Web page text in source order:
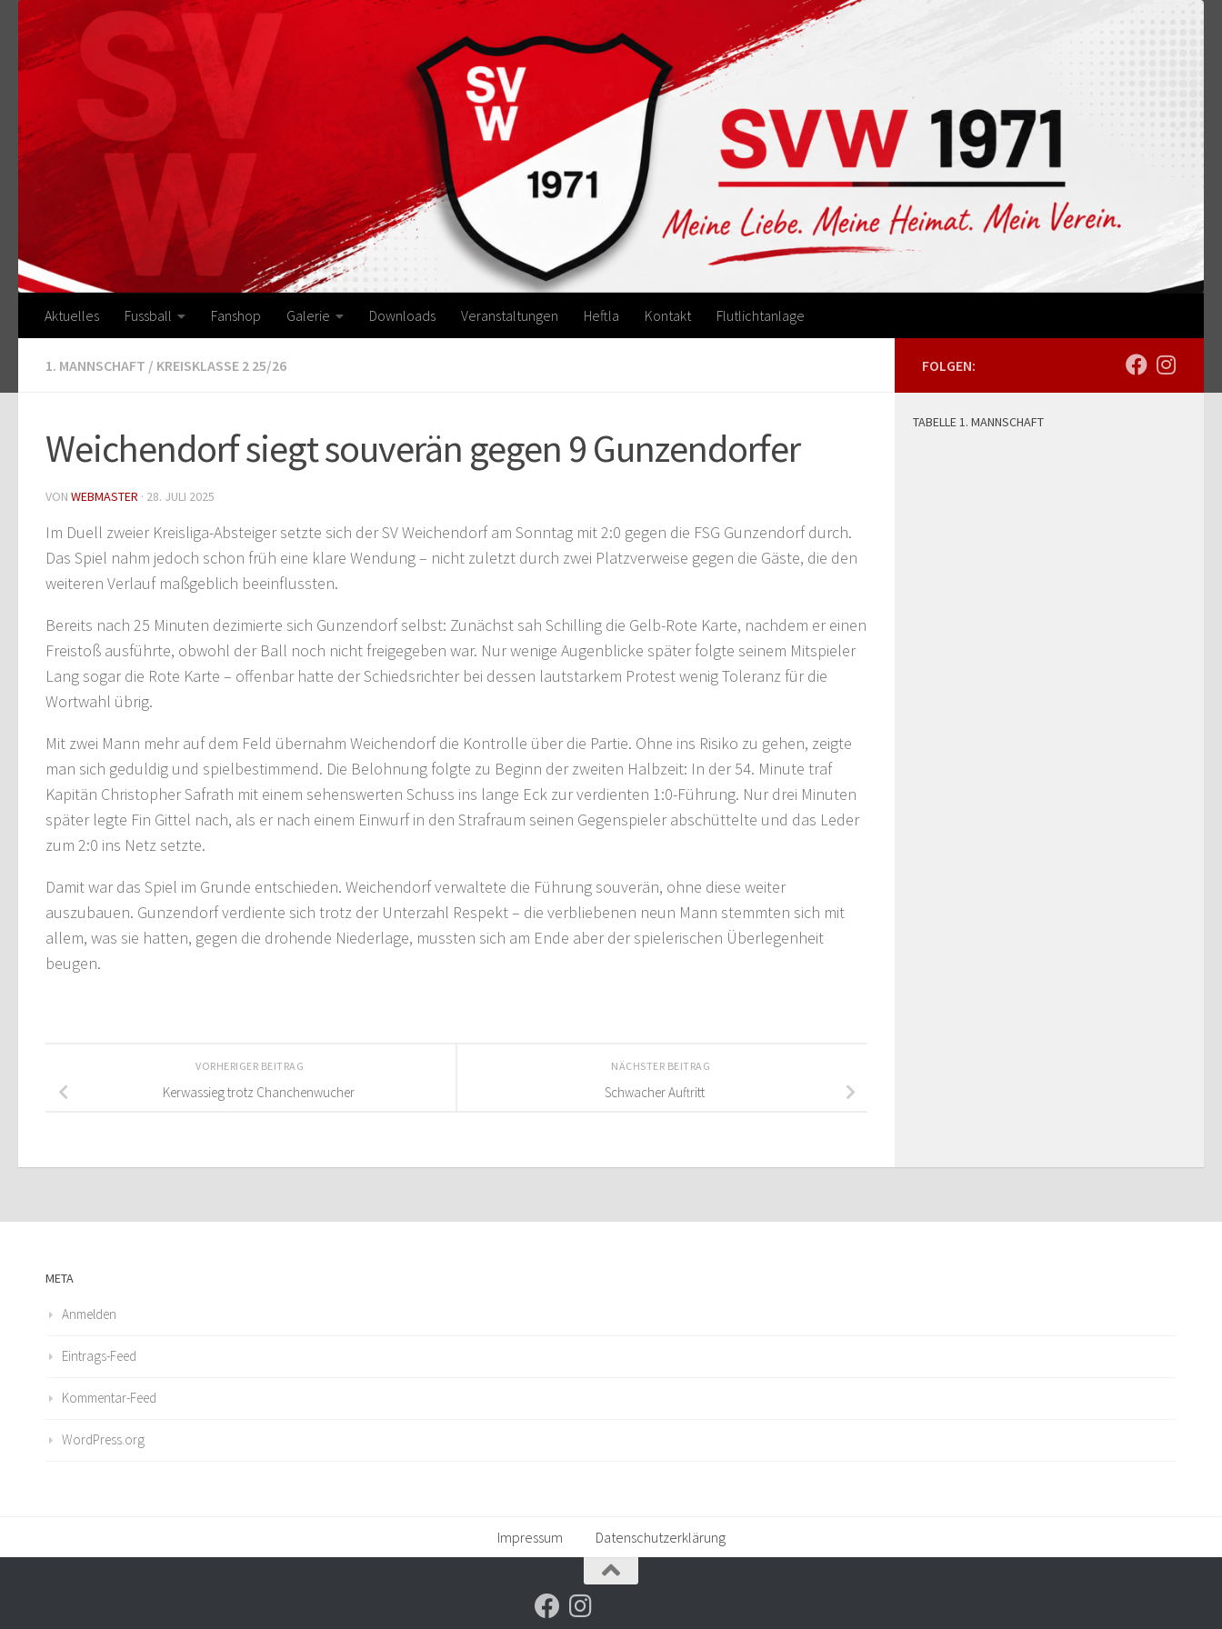
Zum Inhalt springen
Aktuelles Fussball Fanshop Galerie Downloads Veranstaltungen Heftla Kontakt Flutlichtanlage
1. MANNSCHAFT / KREISKLASSE 2 25/26
Weichendorf siegt souverän gegen 9 Gunzendorfer
VON WEBMASTER · 28. JULI 2025
Im Duell zweier Kreisliga-Absteiger setzte sich der SV Weichendorf am Sonntag mit 2:0 gegen die FSG Gunzendorf durch.
Das Spiel nahm jedoch schon früh eine klare Wendung – nicht zuletzt durch zwei Platzverweise gegen die Gäste, die den
weiteren Verlauf maßgeblich beeinflussten.
Bereits nach 25 Minuten dezimierte sich Gunzendorf selbst: Zunächst sah Schilling die Gelb-Rote Karte, nachdem er einen
Freistoß ausführte, obwohl der Ball noch nicht freigegeben war. Nur wenige Augenblicke später folgte seinem Mitspieler
Lang sogar die Rote Karte – offenbar hatte der Schiedsrichter bei dessen lautstarkem Protest wenig Toleranz für die
Wortwahl übrig.
Mit zwei Mann mehr auf dem Feld übernahm Weichendorf die Kontrolle über die Partie. Ohne ins Risiko zu gehen, zeigte
man sich geduldig und spielbestimmend. Die Belohnung folgte zu Beginn der zweiten Halbzeit: In der 54. Minute traf
Kapitän Christopher Safrath mit einem sehenswerten Schuss ins lange Eck zur verdienten 1:0-Führung. Nur drei Minuten
später legte Fin Gittel nach, als er nach einem Einwurf in den Strafraum seinen Gegenspieler abschüttelte und das Leder
zum 2:0 ins Netz setzte.
Damit war das Spiel im Grunde entschieden. Weichendorf verwaltete die Führung souverän, ohne diese weiter
auszubauen. Gunzendorf verdiente sich trotz der Unterzahl Respekt – die verbliebenen neun Mann stemmten sich mit
allem, was sie hatten, gegen die drohende Niederlage, mussten sich am Ende aber der spielerischen Überlegenheit
beugen.
NÄCHSTER BEITRAG
Schwacher Auftritt
VORHERIGER BEITRAG
Kerwassieg trotz Chanchenwucher
FOLGEN:
TABELLE 1. MANNSCHAFT
META
Anmelden
Eintrags-Feed
Kommentar-Feed
WordPress.org
Impressum Datenschutzerklärung